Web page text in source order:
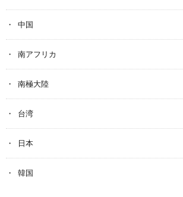
中国
南アフリカ
南極大陸
台湾
日本
韓国